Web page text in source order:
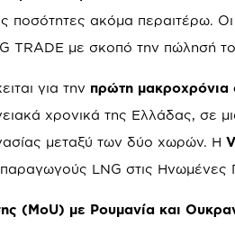
ποσότητες ακόμα περαιτέρω.
TRADE με σκοπό την πώλησή
για την πρώτη μακροχρόνια
χρονικά της Ελλάδας, σε
μεταξύ των δύο χωρών. Η
LNG στις Ηνωμένες
(MoU) με Ρουμανία και